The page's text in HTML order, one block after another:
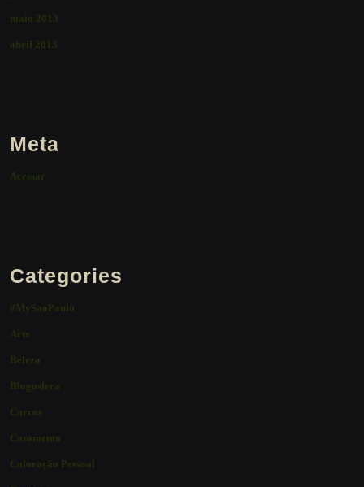
maio 2013
abril 2013
Meta
Acessar
Categories
#MySaoPaulo
Arte
Beleza
Blogosfera
Carros
Casamento
Coloração Pessoal